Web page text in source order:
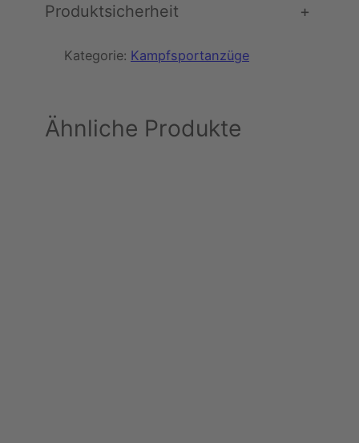
Produktsicherheit +
Kategorie: Kampfsportanzüge
Ähnliche Produkte